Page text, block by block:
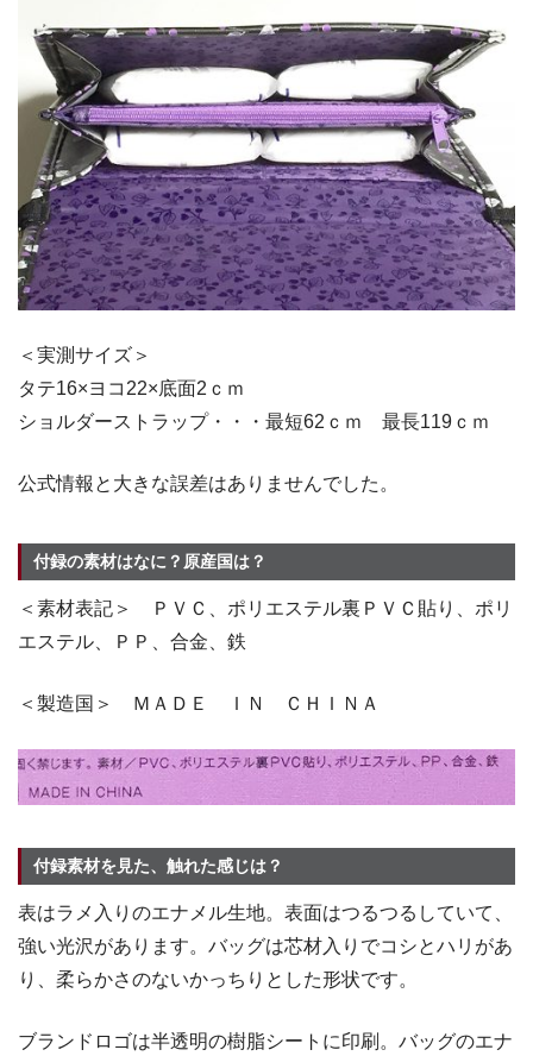
＜実測サイズ＞
タテ16×ヨコ22×底面2ｃｍ
ショルダーストラップ・・・最短62ｃｍ 最長119ｃｍ
公式情報と大きな誤差はありませんでした。
付録の素材はなに？原産国は？
＜素材表記＞ ＰＶＣ、ポリエステル裏ＰＶＣ貼り、ポリ
エステル、ＰＰ、合金、鉄
＜製造国＞ ＭＡＤＥ ＩＮ ＣＨＩＮＡ
付録素材を見た、触れた感じは？
表はラメ入りのエナメル生地。表面はつるつるしていて、
強い光沢があります。バッグは芯材入りでコシとハリがあ
り、柔らかさのないかっちりとした形状です。
ブランドロゴは半透明の樹脂シートに印刷。バッグのエナ